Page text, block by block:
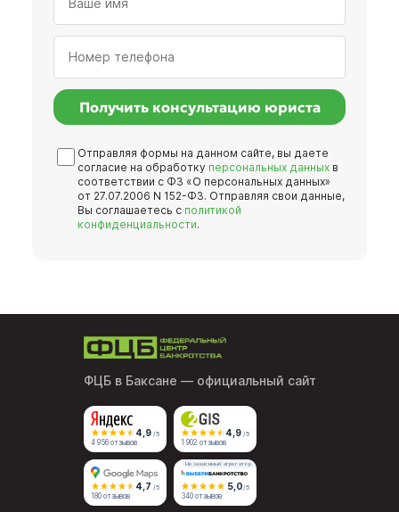
Получить консультацию юриста
Отправляя формы на данном сайте, вы даете
согласие на обработку персональных данных в
соответствии с ФЗ «О персональных данных»
от 27.07.2006 N 152-ФЗ. Отправляя свои данные,
Вы соглашаетесь с политикой
конфиденциальности.
ФЦБ в Баксане — официальный сайт
4,9 /5
4 956 отзывов
4,9 /5
1 902 отзывов
4,7 /5
180 отзывов
Независимый агрегатор
5,0/5
340 отзывов